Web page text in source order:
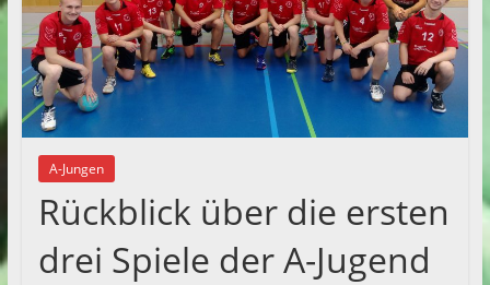
A-Jungen
Rückblick über die ersten
drei Spiele der A-Jugend